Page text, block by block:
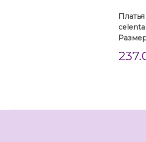
Платья